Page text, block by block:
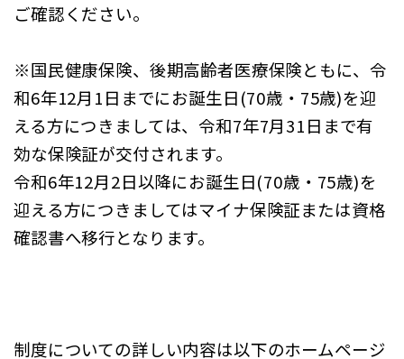
ご確認ください。
※国民健康保険、後期高齢者医療保険ともに、令
和6年12月1日までにお誕生日(70歳・75歳)を迎
える方につきましては、令和7年7月31日まで有
効な保険証が交付されます。
令和6年12月2日以降にお誕生日(70歳・75歳)を
迎える方につきましてはマイナ保険証または資格
確認書へ移行となります。
制度についての詳しい内容は以下のホームページ